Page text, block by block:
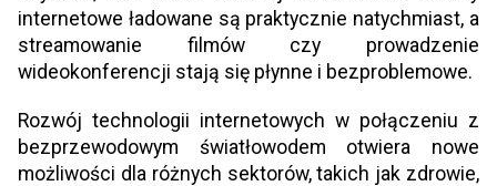
internetowe ładowane są praktycznie natychmiast, a
streamowanie filmów czy prowadzenie
wideokonferencji stają się płynne i bezproblemowe.
Rozwój technologii internetowych w połączeniu z
bezprzewodowym światłowodem otwiera nowe
możliwości dla różnych sektorów, takich jak zdrowie,